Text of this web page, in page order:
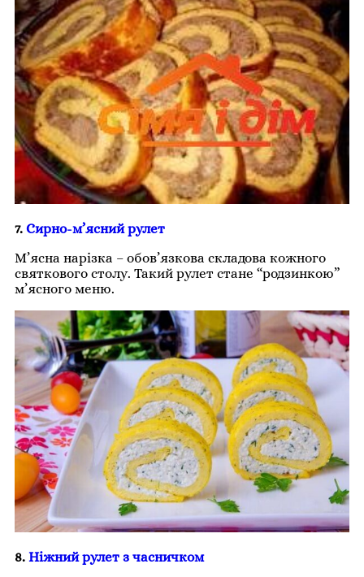
7. Сирно-м’ясний рулет
М’ясна нарізка – обов’язкова складова кожного
святкового столу. Такий рулет стане “родзинкою”
м’ясного меню.
8. Ніжний рулет з часничком